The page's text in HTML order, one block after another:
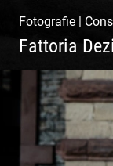
Fotografie
Fattoria Dezi
Konzeption
Texting |